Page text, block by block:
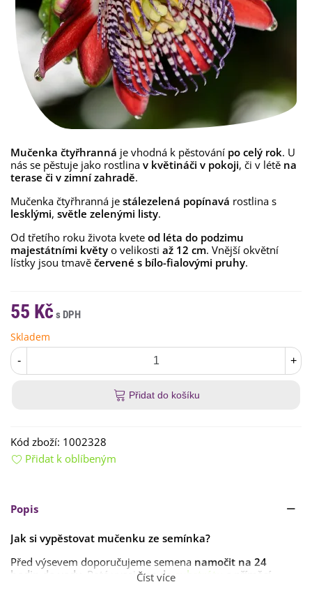
Mučenka čtyřhranná je vhodná k pěstování po celý rok. U
nás se pěstuje jako rostlina v květináči v pokoji, či v létě na
terase či v zimní zahradě.
Mučenka čtyřhranná je stálezelená popínavá rostlina s
lesklými, světle zelenými listy.
Od třetího roku života kvete od léta do podzimu
majestátními květy o velikosti až 12 cm. Vnější okvětní
lístky jsou tmavě červené s bílo-fialovými pruhy.
55 Kč
Skladem
- +
Přidat do košíku
Kód zboží: 1002328
Přidat k oblíbeným
Popis
Jak si vypěstovat mučenku ze semínka?
Před výsevem doporučujeme semena namočit na 24
hodin
do vody . Poté vysejemedo substrátu
s příměsí
Číst více